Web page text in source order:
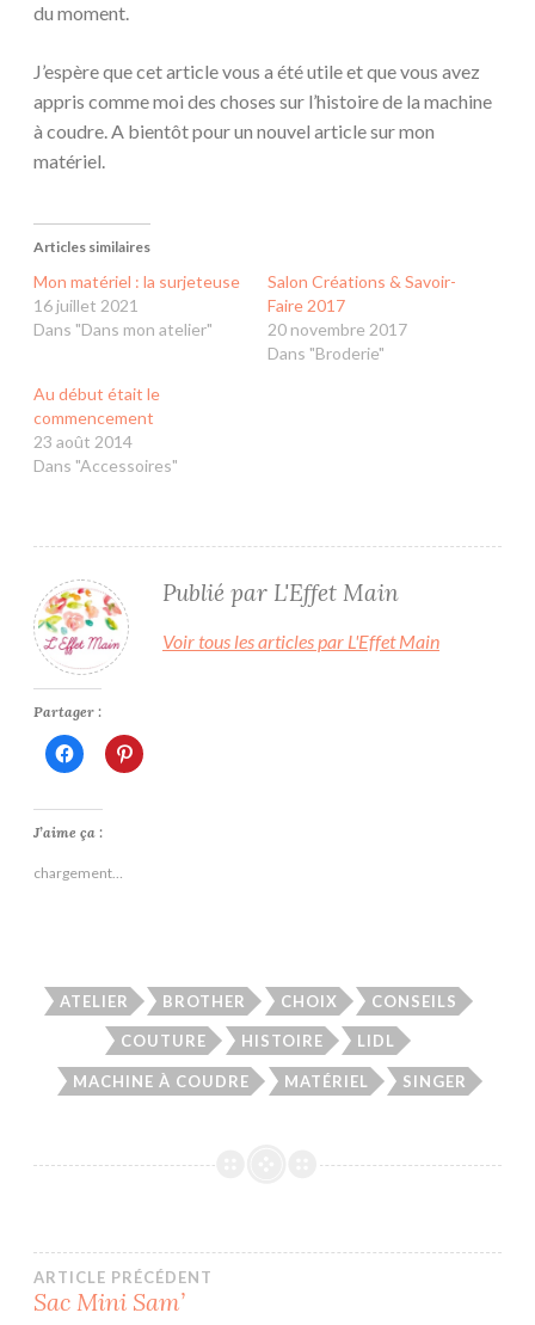
du moment.
J’espère que cet article vous a été utile et que vous avez
appris comme moi des choses sur l’histoire de la machine
à coudre. A bientôt pour un nouvel article sur mon
matériel.
Articles similaires
Mon matériel : la surjeteuse
16 juillet 2021
Dans "Dans mon atelier"
Salon Créations & Savoir-
Faire 2017
20 novembre 2017
Dans "Broderie"
Au début était le
commencement
23 août 2014
Dans "Accessoires"
Publié par L'Effet Main
Voir tous les articles par L'Effet Main
Partager :
Cliquez
pour
Facebook(ouvre
dans
une
fenêtre)
Cliquez
pour
J’aime ça :
chargement…
ATELIER BROTHER CHOIX CONSEILS
COUTURE HISTOIRE LIDL
MACHINE À COUDRE MATÉRIEL SINGER
Navigation
ARTICLE PRÉCÉDENT
Sac Mini Sam’